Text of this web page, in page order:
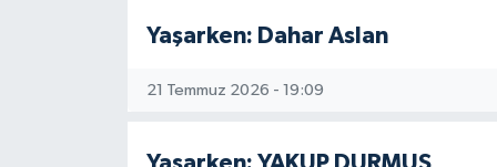
Yaşarken: Dahar Aslan
21 Temmuz 2026 - 19:09